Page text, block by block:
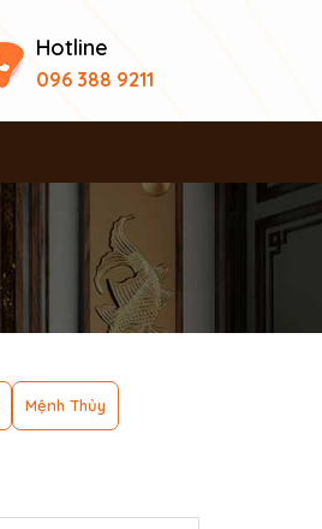
Hotline
096 388 9211
Mệnh Thủy